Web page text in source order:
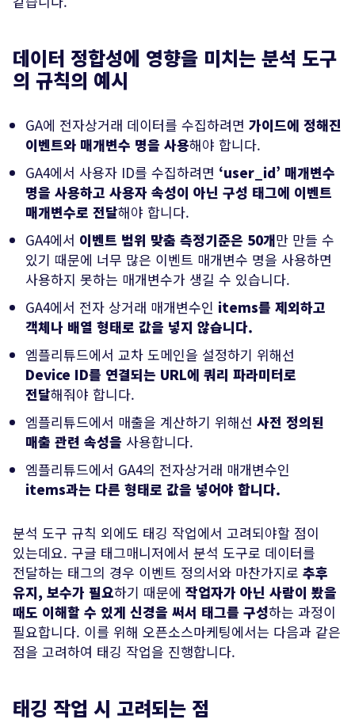
데이터 정합성에 영향을 미치는 분석 도구
의 규칙의 예시
GA에 전자상거래 데이터를 수집하려면 가이드에 정해진
이벤트와 매개변수 명을 사용해야 합니다.
GA4에서 사용자 ID를 수집하려면 ‘user_id’ 매개변수
명을 사용하고 사용자 속성이 아닌 구성 태그에 이벤트
매개변수로 전달해야 합니다.
GA4에서 이벤트 범위 맞춤 측정기준은 50개만 만들 수
있기 때문에 너무 많은 이벤트 매개변수 명을 사용하면
사용하지 못하는 매개변수가 생길 수 있습니다.
GA4에서 전자 상거래 매개변수인 items를 제외하고
객체나 배열 형태로 값을 넣지 않습니다.
엠플리튜드에서 교차 도메인을 설정하기 위해선
Device ID를 연결되는 URL에 쿼리 파라미터로
전달해줘야 합니다.
엠플리튜드에서 매출을 계산하기 위해선 사전 정의된
매출 관련 속성을 사용합니다.
엠플리튜드에서 GA4의 전자상거래 매개변수인
items과는 다른 형태로 값을 넣어야 합니다.
분석 도구 규칙 외에도 태깅 작업에서 고려되야할 점이
있는데요. 구글 태그매니저에서 분석 도구로 데이터를
전달하는 태그의 경우 이벤트 정의서와 마찬가지로 추후
유지, 보수가 필요하기 때문에 작업자가 아닌 사람이 봤을
때도 이해할 수 있게 신경을 써서 태그를 구성하는 과정이
필요합니다. 이를 위해 오픈소스마케팅에서는 다음과 같은
점을 고려하여 태깅 작업을 진행합니다.
태깅 작업 시 고려되는 점